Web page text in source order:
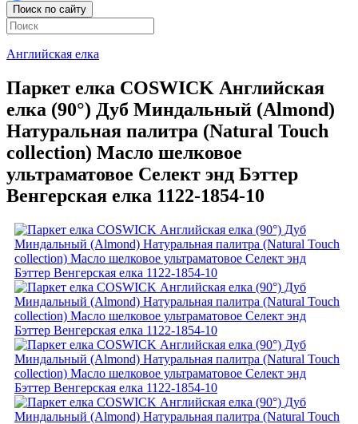
Поиск по сайту
Английская елка
Паркет елка COSWICK Английская
елка (90°) Дуб Миндальный (Almond)
Натуральная палитра (Natural Touch
collection) Масло шелковое
ультраматовое Селект энд Бэттер
Венгерская елка 1122-1854-10